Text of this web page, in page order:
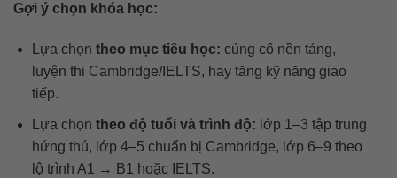
Gợi ý chọn khóa học:
Lựa chọn theo mục tiêu học: củng cố nền tảng,
luyện thi Cambridge/IELTS, hay tăng kỹ năng giao
tiếp.
Lựa chọn theo độ tuổi và trình độ: lớp 1–3 tập trung
hứng thú, lớp 4–5 chuẩn bị Cambridge, lớp 6–9 theo
lộ trình A1 → B1 hoặc IELTS.